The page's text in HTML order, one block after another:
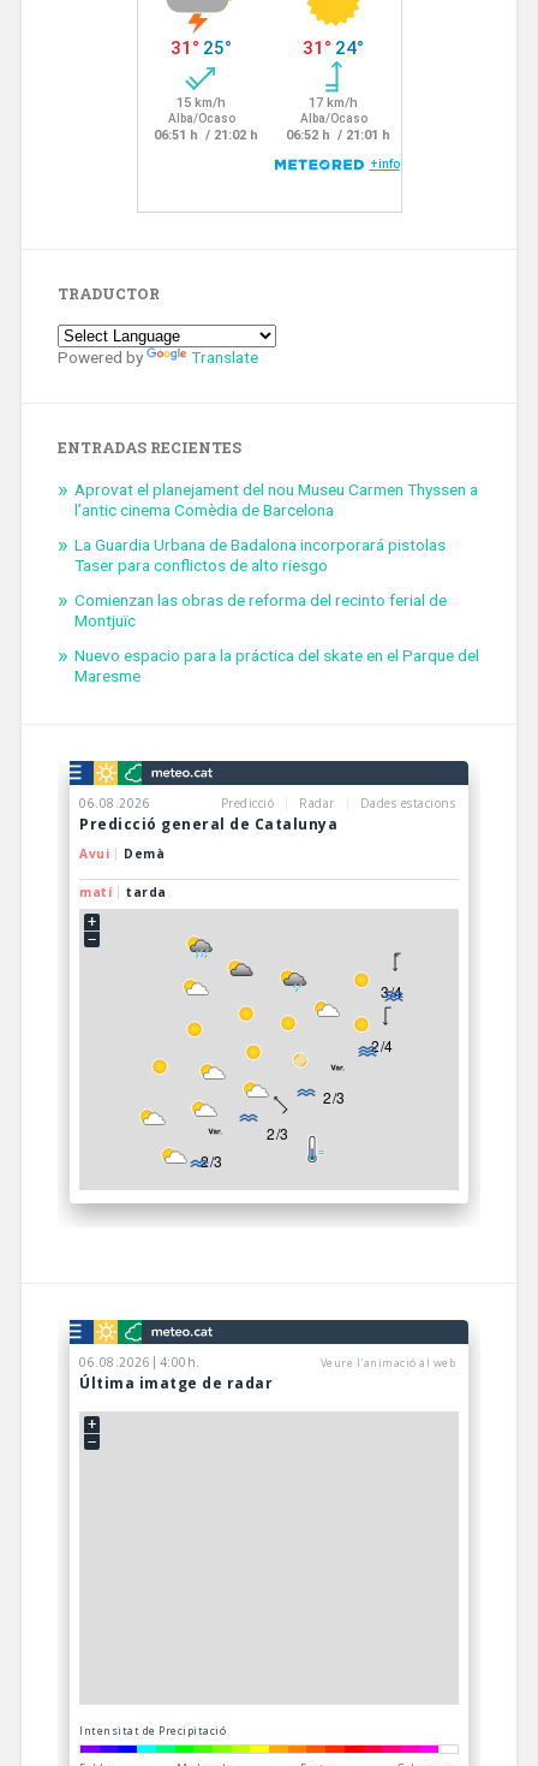
TRADUCTOR
Powered by Translate
ENTRADAS RECIENTES
Aprovat el planejament del nou Museu Carmen Thyssen a
l’antic cinema Comèdia de Barcelona
La Guardia Urbana de Badalona incorporará pistolas
Taser para conflictos de alto riesgo
Comienzan las obras de reforma del recinto ferial de
Montjuïc
Nuevo espacio para la práctica del skate en el Parque del
Maresme